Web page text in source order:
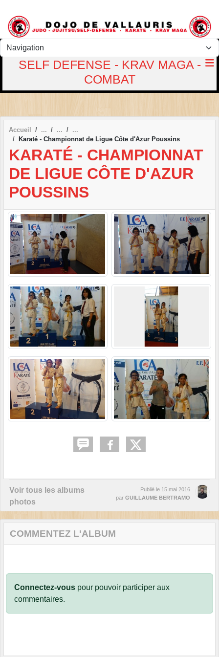
SELF DEFENSE - KRAV MAGA -
COMBAT
Accueil
Karaté - Championnat de Ligue Côte d'Azur Poussins
KARATÉ - CHAMPIONNAT
DE LIGUE CÔTE D'AZUR
POUSSINS
Voir tous les albums
photos
Publié le 15 mai 2016
par GUILLAUME BERTRAMO
COMMENTEZ L'ALBUM
Connectez-vous pour pouvoir participer aux
commentaires.